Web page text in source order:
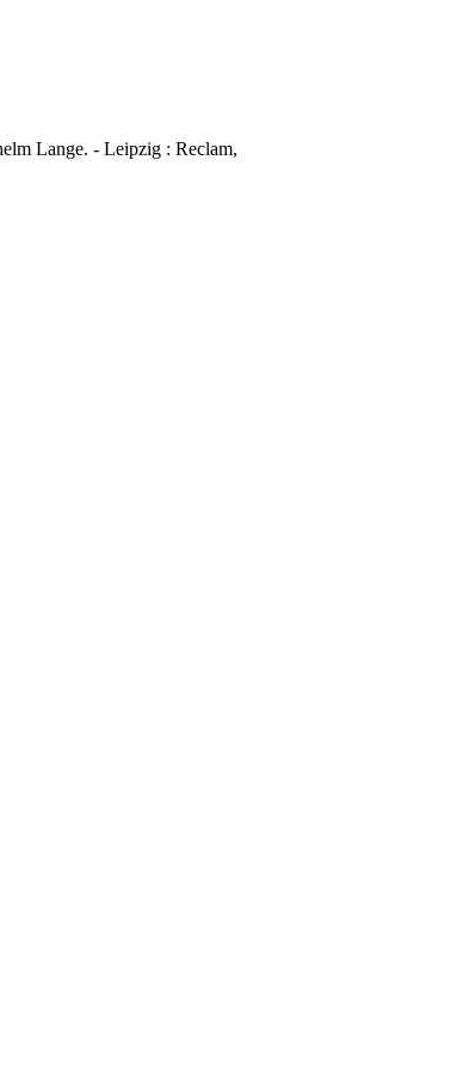
Lange. - Leipzig : Reclam,